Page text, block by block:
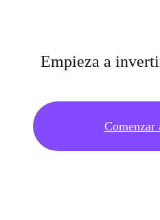
Empieza a